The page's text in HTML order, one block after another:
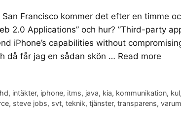
Francisco kommer det efter en timme
2.0 Applications” och hur? ”Third-party
iPhone’s capabilities without
då får jag en sådan skön … Read more
hd, intäkter, iphone, itms, java, kia, kommunikation, kul,
, steve jobs, svt, teknik, tjänster, transparens,